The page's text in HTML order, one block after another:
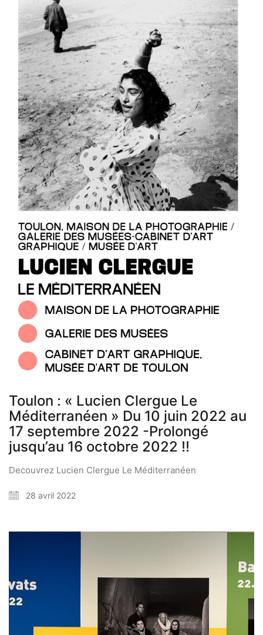
Toulon : « Lucien Clergue Le
Méditerranéen » Du 10 juin 2022 au
17 septembre 2022 -Prolongé
jusqu’au 16 octobre 2022 !!
Decouvrez Lucien Clergue Le Méditerranéen
28 avril 2022